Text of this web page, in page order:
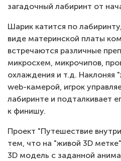
загадочный лабиринт от
Шарик катится по
виде материнской платы
встречаются различные
микросхем, микрочипов,
охлаждения и т.д. Наклоняя
web-камерой, игрок
лабиринте и подталкивает
к финишу.
Проект "Путешествие
тем, что на "живой 3D
3D модель с заданной